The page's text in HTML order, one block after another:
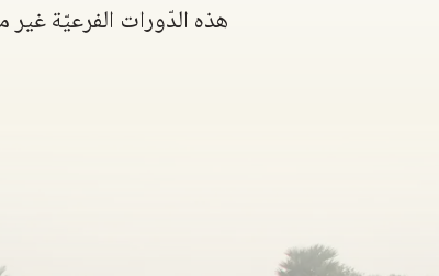
هذه الدّورات الفرعيّة